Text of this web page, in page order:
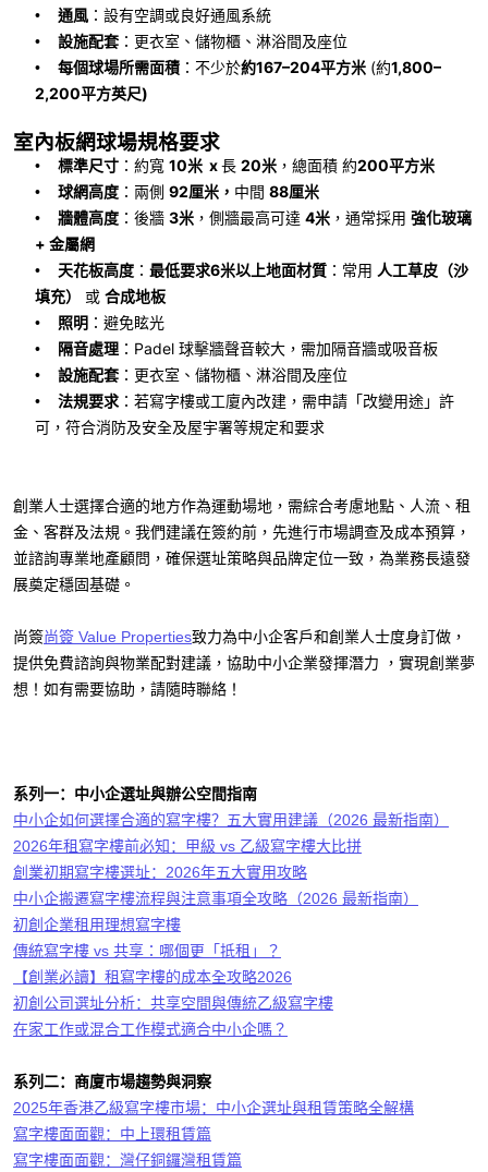
• 通風 ：設有空調或良好通風系統
• 設施配套 ：更衣室、儲物櫃、淋浴間及座位
• 每個球場所需面積 ：不少於約167–204平方米 (約1,800–
2,200平方英尺)
室內板網球場規格要求
• 標準尺寸 ：約寬 10米 x長 20米 ，總面積 約200平方米
• 球網高度 ：兩側 92厘米， 中間 88厘米
• 牆體高度 ：後牆 3米 ，側牆最高可達 4米 ，通常採用 強化玻璃
+ 金屬網
• 天花板高度 ： 最低要求6米以上地面材質 ：常用 人工草皮（沙
填充）
或 合成地板
• 照明 ：避免眩光
• 隔音處理 ： Padel 球擊牆聲音較大，需加隔音牆或吸音板
• 設施配套 ：更衣室、儲物櫃、淋浴間及座位
• 法規要求 ：若寫字樓或工廈內改建，需申請「改變用途」許
可，符合消防及安全及屋宇署等規定和要求
創業人士選擇合適的地方作為運動場地，需綜合考慮地點、人流、租
金、客群及法規。我們建議在簽約前，先進行市場調查及成本預算，
並諮詢專業地產顧問，確保選址策略與品牌定位一致，為業務長遠發
展奠定穩固基礎。
尚簽尚簽 Value Properties致力為中小企客戶和創業人士度身訂做，
提供免費諮詢與物業配對建議，協助中小企業發揮潛力 ，實現創業夢
想！如有需要協助，請隨時聯絡！
系列一：中小企選址與辦公空間指南
中小企如何選擇合適的寫字樓？五大實用建議（2026 最新指南）
2026年租寫字樓前必知：甲級 vs 乙級寫字樓大比拼
創業初期寫字樓選址：2026年五大實用攻略
中小企搬遷寫字樓流程與注意事項全攻略（2026 最新指南）
初創企業租用理想寫字樓
傳統寫字樓 vs 共享：哪個更「抵租」？
【創業必讀】租寫字樓的成本全攻略2026
初創公司選址分析：共享空間與傳統乙級寫字樓
在家工作或混合工作模式適合中小企嗎？
系列二：商廈市場趨勢與洞察
2025年香港乙級寫字樓市場：中小企選址與租賃策略全解構
寫字樓面面觀：中上環租賃篇
寫字樓面面觀：灣仔銅鑼灣租賃篇